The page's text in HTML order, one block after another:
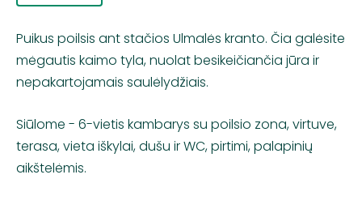
Puikus poilsis ant stačios Ulmalės kranto. Čia galėsite
mėgautis kaimo tyla, nuolat besikeičiančia jūra ir
nepakartojamais saulėlydžiais.
Siūlome - 6-vietis kambarys su poilsio zona, virtuve,
terasa, vieta iškylai, dušu ir WC, pirtimi, palapinių
aikštelėmis.